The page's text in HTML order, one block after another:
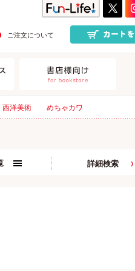
ご注文について
西洋美術 めちゃカワ
詳細検索